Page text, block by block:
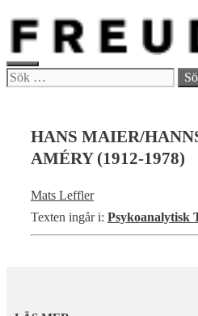
Hoppa
innehåll
MENY
Sök
HANS MAIER/
AMÉRY (1912-1978)
Mats Leffler
Texten ingår i: Psykoanalytisk